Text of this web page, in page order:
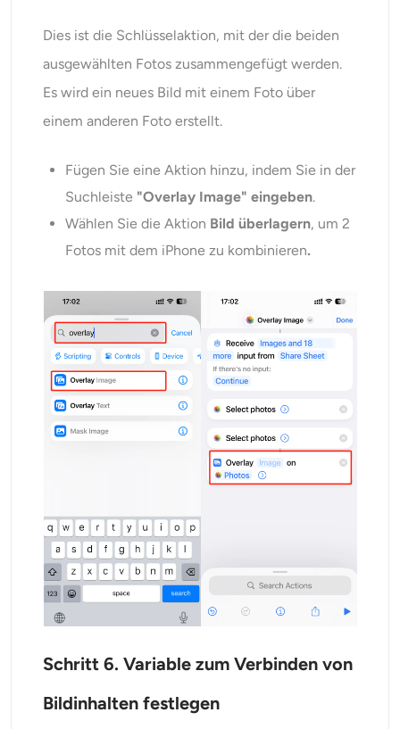
Dies ist die Schlüsselaktion, mit der die beiden
ausgewählten Fotos zusammengefügt werden.
Es wird ein neues Bild mit einem Foto über
einem anderen Foto erstellt.
Fügen Sie eine Aktion hinzu, indem Sie in der
Suchleiste "Overlay Image" eingeben.
Wählen Sie die Aktion Bild überlagern, um 2
Fotos mit dem iPhone zu kombinieren.
Schritt 6. Variable zum Verbinden von
Bildinhalten festlegen